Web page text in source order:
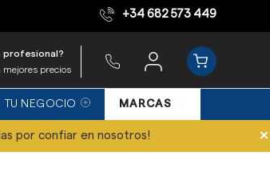
Equipo de expertos +34 682 573 449
profesional?
mejores precios
TU NEGOCIO MARCAS
por confiar en nosotros! ×